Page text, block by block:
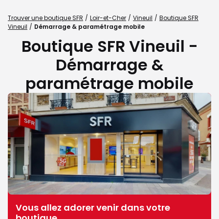
Trouver une boutique SFR Loir-et-Cher Vineuil
Boutique SFR
Vineuil
Démarrage & paramétrage mobile
Boutique SFR Vineuil -
Démarrage &
paramétrage mobile
Vous allez adorer venir dans votre